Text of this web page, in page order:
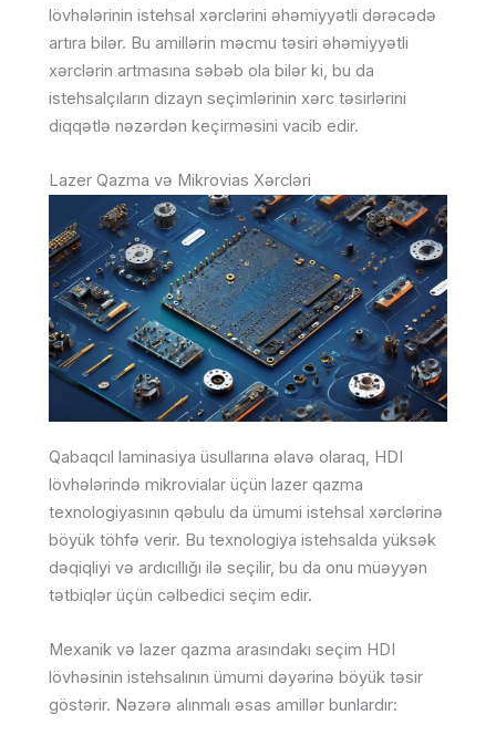
lövhələrinin istehsal xərclərini əhəmiyyətli dərəcədə
artıra bilər. Bu amillərin məcmu təsiri əhəmiyyətli
xərclərin artmasına səbəb ola bilər ki, bu da
istehsalçıların dizayn seçimlərinin xərc təsirlərini
diqqətlə nəzərdən keçirməsini vacib edir.
Lazer Qazma və Mikrovias Xərcləri
Qabaqcıl laminasiya üsullarına əlavə olaraq, HDI
lövhələrində mikrovialar üçün lazer qazma
texnologiyasının qəbulu da ümumi istehsal xərclərinə
böyük töhfə verir. Bu texnologiya istehsalda yüksək
dəqiqliyi və ardıcıllığı ilə seçilir, bu da onu müəyyən
tətbiqlər üçün cəlbedici seçim edir.
Mexanik və lazer qazma arasındakı seçim HDI
lövhəsinin istehsalının ümumi dəyərinə böyük təsir
göstərir. Nəzərə alınmalı əsas amillər bunlardır: